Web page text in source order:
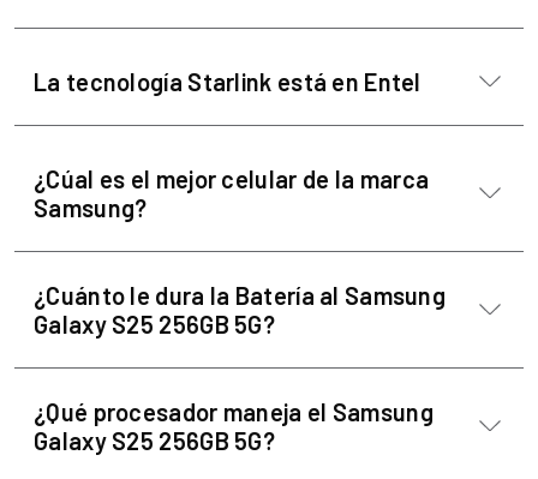
La tecnología Starlink está en Entel
¿Cúal es el mejor celular de la marca
Samsung?
¿Cuánto le dura la Batería al Samsung
Galaxy S25 256GB 5G?
¿Qué procesador maneja el Samsung
Galaxy S25 256GB 5G?